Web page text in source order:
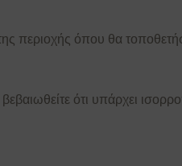
περιοχής όπου θα
ότι υπάρχει